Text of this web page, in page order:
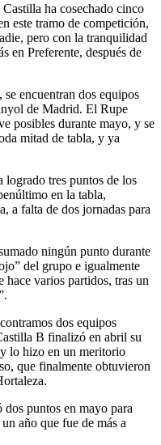
ha cosechado cinco
este tramo de competición,
pero con la tranquilidad
en Preferente, después de
encuentran dos equipos
de Madrid. El Rupe
posibles durante mayo, y se
mitad de tabla, y ya
logrado tres puntos de los
en la tabla,
a falta de dos jornadas para
ningún punto durante
del grupo e igualmente
hace varios partidos, tras un
dos equipos
B finalizó en abril su
lo hizo en un meritorio
que finalmente obtuvieron
puntos en mayo para
año que fue de más a